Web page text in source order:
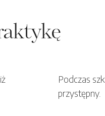
Podczas
przystępny.